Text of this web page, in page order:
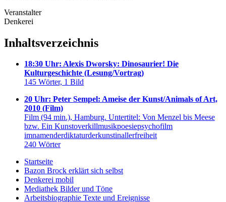
Veranstalter
Denkerei
Inhaltsverzeichnis
18:30 Uhr: Alexis Dworsky: Dinosaurier! Die
Kulturgeschichte (Lesung/Vortrag)
145 Wörter, 1 Bild
20 Uhr: Peter Sempel: Ameise der Kunst/Animals of Art,
2010 (Film)
Film (94 min.), Hamburg. Untertitel: Von Menzel bis Meese
bzw. Ein Kunstoverkillmusikpoesiepsychofilm
imnamenderdiktaturderkunstinallerfreiheit
240 Wörter
Startseite
Bazon Brock erklärt sich selbst
Denkerei mobil
Mediathek Bilder und Töne
Arbeitsbiographie Texte und Ereignisse